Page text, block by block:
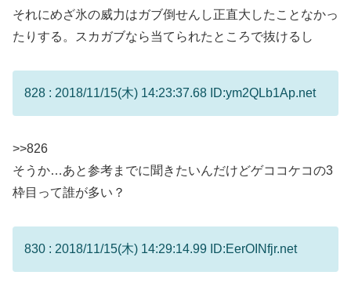
それにめざ氷の威力はガブ倒せんし正直大したことなかっ
たりする。スカガブなら当てられたところで抜けるし
828 : 2018/11/15(木) 14:23:37.68 ID:ym2QLb1Ap.net
>>826
そうか…あと参考までに聞きたいんだけどゲココケコの3
枠目って誰が多い？
830 : 2018/11/15(木) 14:29:14.99 ID:EerOINfjr.net